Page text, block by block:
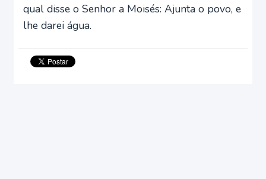
qual disse o Senhor a Moisés: Ajunta o povo, e
lhe darei água.